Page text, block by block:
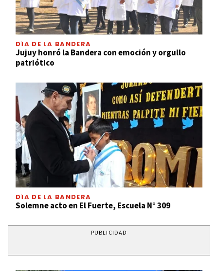
DÍA DE LA BANDERA
Jujuy honró la Bandera con emoción y orgullo
patriótico
DÍA DE LA BANDERA
Solemne acto en El Fuerte, Escuela N° 309
PUBLICIDAD